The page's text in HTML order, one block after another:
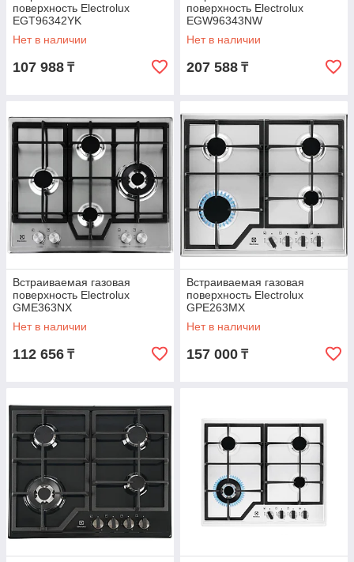
поверхность Electrolux
EGT96342YK
Нет в наличии
107 988 ₸
поверхность Electrolux
EGW96343NW
Нет в наличии
207 588 ₸
Встраиваемая газовая
поверхность Electrolux
GME363NX
Нет в наличии
112 656 ₸
Встраиваемая газовая
поверхность Electrolux
GPE263MX
Нет в наличии
157 000 ₸